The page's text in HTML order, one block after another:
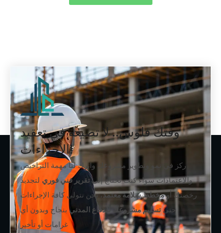
وقتك فلوس.. لا تضيعه في تعقيد
الإجراءات!
ركز في نمو وتطوير مشروعك واترك لنا مهمة التراخيص
والاعتمادات سواء كنت تحتاج إلىتقرير فني فوري لتجديد
رخصتك أومخطط سلامة معتمد، نحن نتولى كافة الإجراءات
حتىتسليم مشروعك للدفاع المدنيبنجاح وبدون أي
غرامات أو تأخير